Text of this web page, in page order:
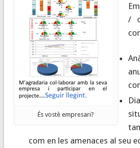
És vostè empresari?
/
com en les amenaces al seu